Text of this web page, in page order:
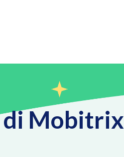
di Mobitrix